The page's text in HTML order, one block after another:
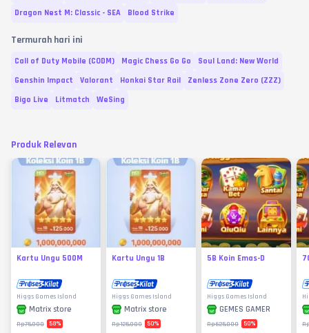
Dragon Nest M: Classic - SEA
Blood Strike
Termurah hari ini
Call of Duty Mobile (CODM) Magic Chess Go Go
Soul Land: New World
Genshin Impact
Valorant Honkai Star Rail
Zenless Zone Zero (ZZZ)
Bigo Live
Litmatch WeSing
Produk Relevan
Kartu Ungu 500M
Higgs Games Island
Matrix store
Rp75.000 58%
Kartu Ungu 1B
Higgs Games Island
Matrix store
Rp125.000 50%
5B Koin Emas-D
Higgs Games Island
GEMES GAMER
Rp625.000 50%